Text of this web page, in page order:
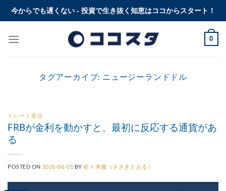
Skip今からでも遅くない - 投資で生き抜く知恵はココからスタート！
0
タグアーカイブ: ニュージーランドドル
トレード通信
FRBが金利を動かすと、最初に反応する通貨があ
る
POSTED ON 2026-06-01 BY佐々木徹（ささきとおる）